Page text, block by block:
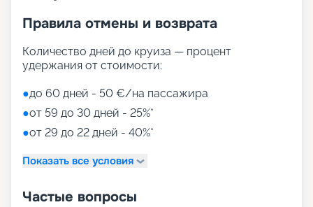
Правила отмены и возврата
Количество дней до круиза — процент
удержания от стоимости:
●до 60 дней - 50 €/на пассажира
●от 59 до 30 дней - 25%*
●от 29 до 22 дней - 40%*
Показать все условия
Частые вопросы